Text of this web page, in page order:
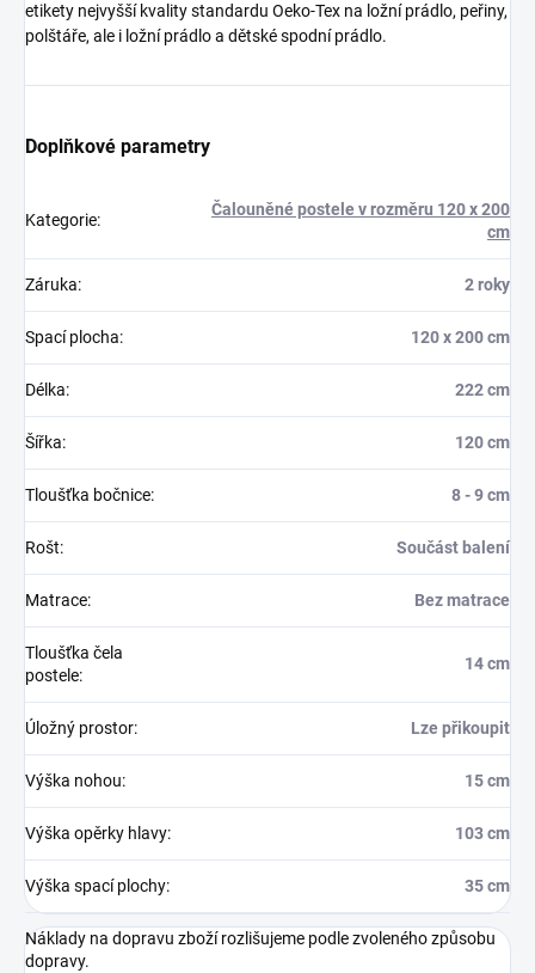
etikety nejvyšší kvality standardu Oeko-Tex na ložní prádlo, peřiny,
polštáře, ale i ložní prádlo a dětské spodní prádlo.
Doplňkové parametry
Kategorie:
Čalouněné postele v rozměru 120 x 200
cm
Záruka: 2 roky
Spací plocha: 120 x 200 cm
Délka: 222 cm
Šířka: 120 cm
Tloušťka bočnice: 8 - 9 cm
Rošt: Součást balení
Matrace: Bez matrace
Tloušťka čela
postele:
14 cm
Úložný prostor: Lze přikoupit
Výška nohou: 15 cm
Výška opěrky hlavy: 103 cm
Výška spací plochy: 35 cm
Náklady na dopravu zboží rozlišujeme podle zvoleného způsobu
dopravy.